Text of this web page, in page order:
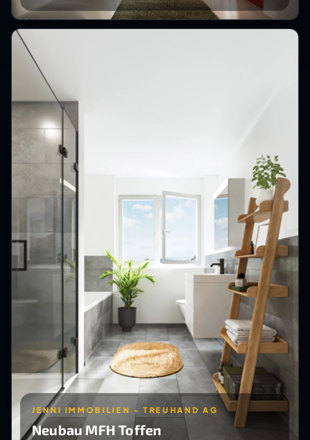
JENNI IMMOBILIEN - TREUHAND AG
Neubau MFH Toffen